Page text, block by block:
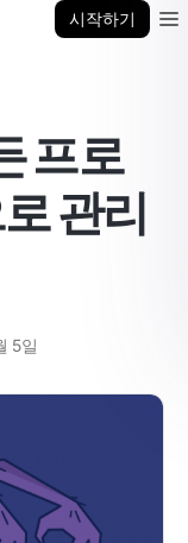
시작하기
프로
관리
5일